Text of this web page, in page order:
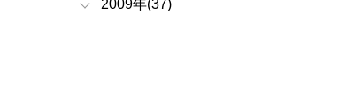
2009年(37)